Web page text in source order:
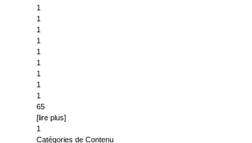
1
1
1
1
1
1
1
1
1
65
[lire plus]
1
Catégories de Contenu